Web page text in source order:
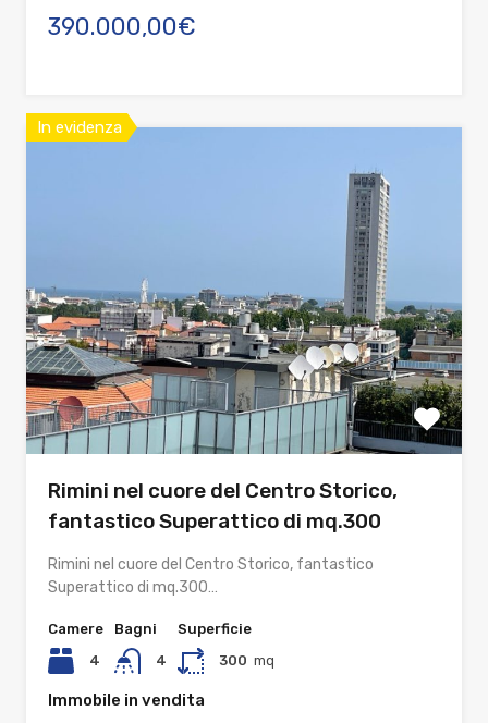
390.000,00€
In evidenza
Rimini nel cuore del Centro Storico,
fantastico Superattico di mq.300
Rimini nel cuore del Centro Storico, fantastico
Superattico di mq.300…
Camere
4
Bagni
4
Superficie
300 mq
Immobile in vendita